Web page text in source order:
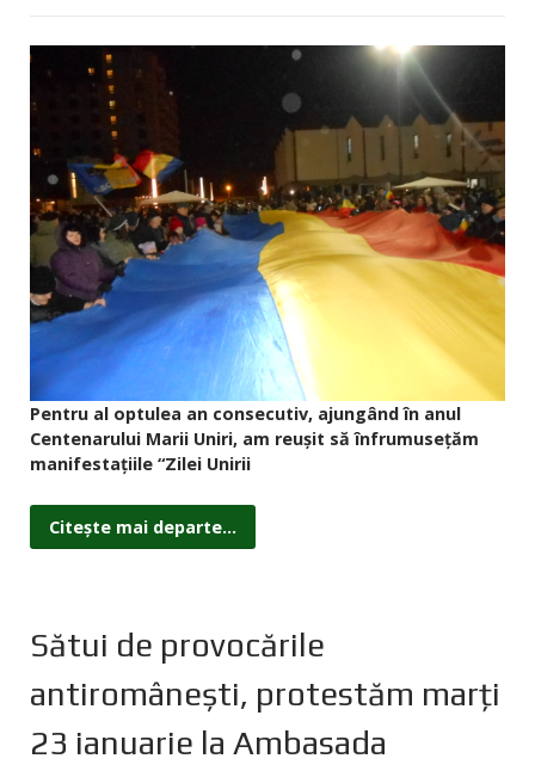
Pentru al optulea an consecutiv, ajungând în anul
Centenarului Marii Uniri, am reuşit să înfrumuseţăm
manifestaţiile “Zilei Unirii
Citește mai departe...
Sătui de provocările
antiromânești, protestăm marți
23 ianuarie la Ambasada